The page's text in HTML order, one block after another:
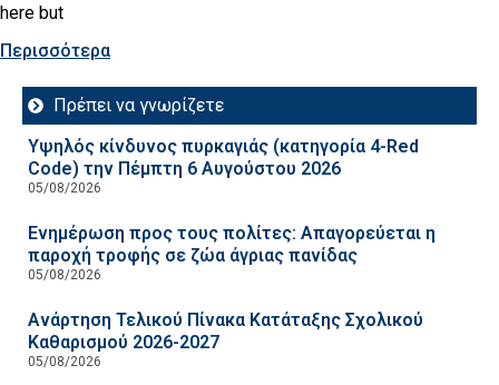
here but
Περισσότερα
Πρέπει να γνωρίζετε
Υψηλός κίνδυνος πυρκαγιάς (κατηγορία 4-Red
Code) την Πέμπτη 6 Αυγούστου 2026
05/08/2026
Ενημέρωση προς τους πολίτες: Απαγορεύεται η
παροχή τροφής σε ζώα άγριας πανίδας
05/08/2026
Ανάρτηση Τελικού Πίνακα Κατάταξης Σχολικού
Καθαρισμού 2026-2027
05/08/2026